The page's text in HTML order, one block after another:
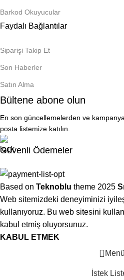
gibi birçok teknolojik ürünü
birbiriyle uyumlu çalışan
Ürün seçiminden kurulum
entegrasyonundan satış sonrası
aldığınız teknoloji, sadece çalışan
hataları azaltanbir yapı sunar.
Teknoblu çözümleri, perakende,
hizmet sektörlerinde
için optimize edilmiş ürünlerden
sağlamaktır.
Barkod Okuyucular
Faydalı Bağlantılar
Siparişi Takip Et
Son Haberler
Satın Alma
Bültene abone olun
En son güncellemelerden ve
posta listemize katılın.
Güvenli Ödemeler
Based on Teknoblu theme 2025
Web sitemizdeki deneyiminizi
kullanıyoruz. Bu web sitesini
kabul etmiş oluyorsunuz.
KABUL ETMEK
Menü
İstek